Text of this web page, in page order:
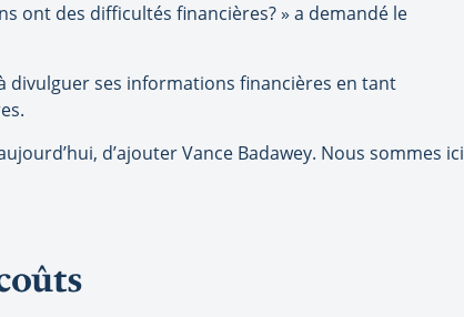
ont des difficultés financières? » a demandé le
divulguer ses informations financières en tant
d’ajouter Vance Badawey. Nous sommes ici